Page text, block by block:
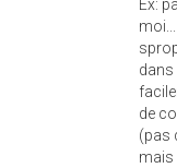
Ex:
de
(pas
mais